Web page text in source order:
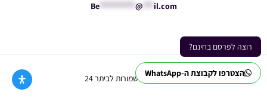
הצטרפו לקבוצת ה-WhatsApp
רוצה לפרסם בחינם?
Be********** @ *** il.com
Ⓒ כל הזכויות שמורות לביתר 24